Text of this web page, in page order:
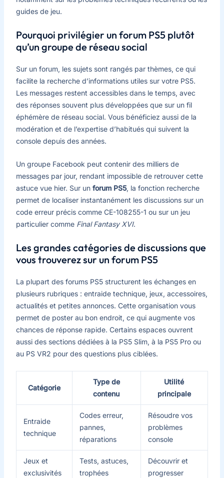
guides de jeu.
Pourquoi privilégier un forum PS5 plutôt
qu’un groupe de réseau social
Sur un forum, les sujets sont rangés par thèmes, ce qui
facilite la recherche d’informations utiles sur votre PS5.
Les messages restent accessibles dans le temps, avec
des réponses souvent plus développées que sur un fil
éphémère de réseau social. Vous bénéficiez aussi de la
modération et de l’expertise d’habitués qui suivent la
console depuis des années.
Un groupe Facebook peut contenir des milliers de
messages par jour, rendant impossible de retrouver cette
astuce vue hier. Sur un forum PS5, la fonction recherche
permet de localiser instantanément les discussions sur un
code erreur précis comme CE-108255-1 ou sur un jeu
particulier comme Final Fantasy XVI.
Les grandes catégories de discussions que
vous trouverez sur un forum PS5
La plupart des forums PS5 structurent les échanges en
plusieurs rubriques : entraide technique, jeux, accessoires,
actualités et petites annonces. Cette organisation vous
permet de poster au bon endroit, ce qui augmente vos
chances de réponse rapide. Certains espaces ouvrent
aussi des sections dédiées à la PS5 Slim, à la PS5 Pro ou
au PS VR2 pour des questions plus ciblées.
Catégorie
Type de
contenu
Utilité
principale
Entraide
technique
Codes erreur,
pannes,
réparations
Résoudre vos
problèmes
console
Jeux et
exclusivités
Tests, astuces,
trophées
Découvrir et
progresser